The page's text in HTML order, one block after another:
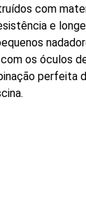
com
e
os óculos
perfeita